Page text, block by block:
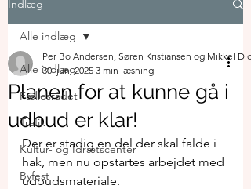
Indlæg
Alle indlæg
Fællesrådet
Trafik
Kultur- og Idrætscenter
Byfest
Alle indlæg
Planen for at kunne gå i
udbud er klar!
Per Bo Andersen, Søren Kristiansen og Mikkel
30. jun. 2025 3 min læsning
Der er stadig en del der skal falde i
hak, men nu opstartes arbejdet med
udbudsmateriale.